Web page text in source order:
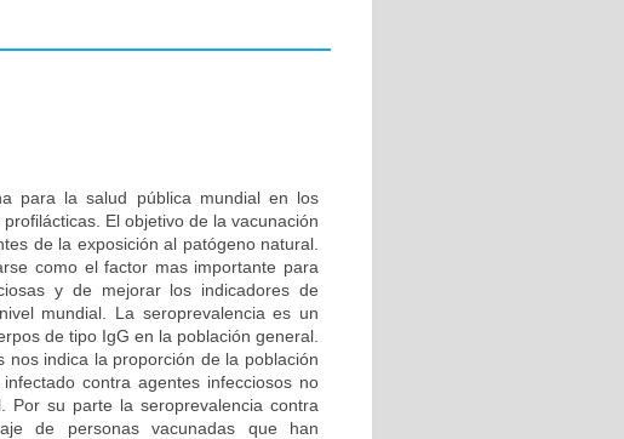
para la salud pública mundial en los
El objetivo de la vacunación
de la exposición al patógeno natural.
como el factor mas importante para
y de mejorar los indicadores de
mundial. La seroprevalencia es un
de tipo IgG en la población general.
nos indica la proporción de la población
contra agentes infecciosos no
Por su parte la seroprevalencia contra
de personas vacunadas que han